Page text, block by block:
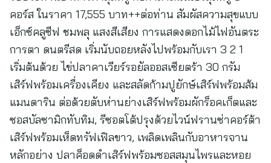
คอร์ส ในราคา 17,555 บาท++ต่อท่าน สัมผัสความสุขแบบ
เอ็กซ์คลูซีฟ ชมพลุ แสงสีเสียง การแสดงดอกไม้ไฟอันตระ
การตา ดนตรีสด เริ่มนับถอยหลังไปพร้อมกับเรา 3 2 1
เริ่มต้นด้วย ไข่ปลาคาเวียร์รอยัลออสเซียตร้า 30 กรัม
เสิร์ฟพร้อมเครื่องเคียง และสลัดก้ามปูยักษ์เสิร์ฟพร้อมส้ม
แมนดาริน ต่อด้วยตับห่านย่างเสิร์ฟพร้อมผักร็อคเก็ตและ
ซอสบัลซามิกทับทิม, รีซอตโต้ปรุงด้วยไวน์ฟรานซ่าคอร์ต้า
เสิร์ฟพร้อมเห็ดทรัฟเฟิลขาว, เพลิดเพลินกับอาหารจาน
หลักอย่าง ปลาค็อดดำเสิร์ฟพร้อมซอสสมุนไพรและหอย